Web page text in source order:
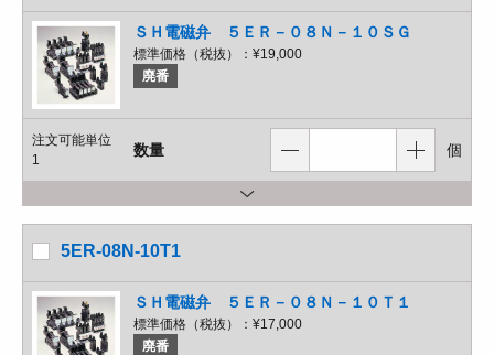
ＳＨ電磁弁 ５ＥＲ－０８Ｎ－１０ＳＧ
標準価格（税抜）： ¥19,000
廃番
注文可能単位
1
数量 個
5ER-08N-10T1
ＳＨ電磁弁 ５ＥＲ－０８Ｎ－１０Ｔ１
標準価格（税抜）： ¥17,000
廃番